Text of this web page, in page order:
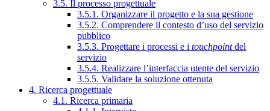
3.5. Il processo progettuale
3.5.1. Organizzare il progetto e la sua gestione
3.5.2. Comprendere il contesto d’uso del servizio
pubblico
3.5.3. Progettare i processi e i touchpointdel
servizio
3.5.4. Realizzare l’interfaccia utente del servizio
3.5.5. Validare la soluzione ottenuta
4. Ricerca progettuale
4.1. Ricerca primaria